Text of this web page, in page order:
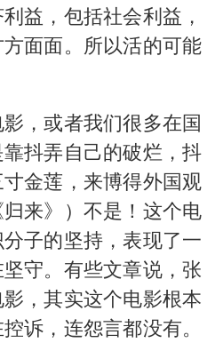
益，包括社会利益，
面面。所以活的可能
，或者我们很多在国
抖弄自己的破烂，抖
金莲，来博得外国观
来》）不是！这个电
子的坚持，表现了一
守。有些文章说，张
，其实这个电影根本
诉，连怨言都没有。